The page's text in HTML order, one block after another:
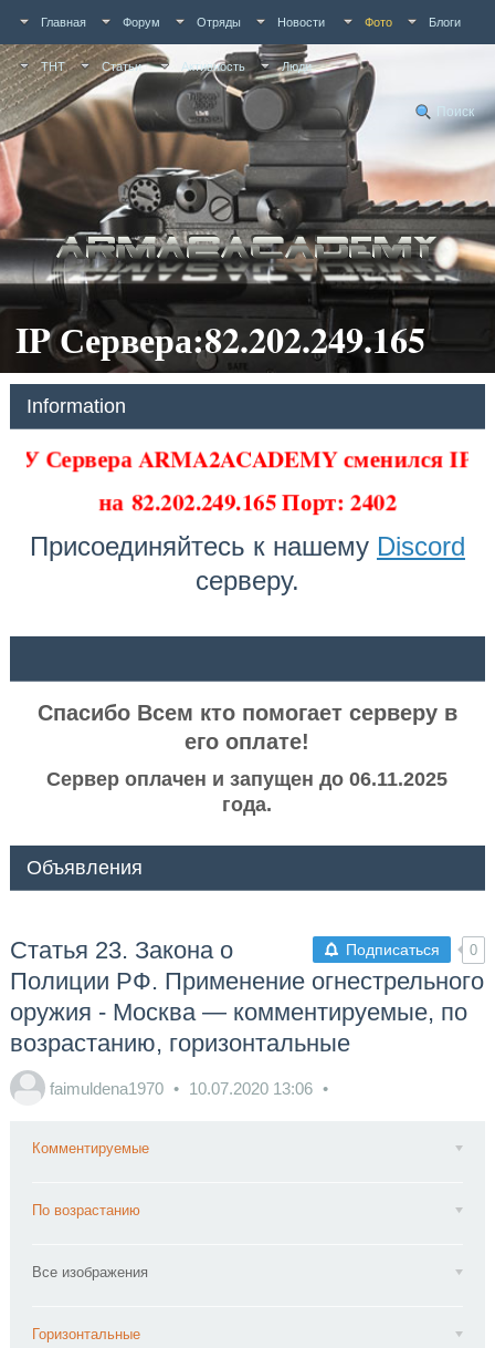
Главная Форум Отряды Новости Фото Блоги
ТНТ Статьи Активность Люди
Поиск
IP Сервера:82.202.249.165
Information
У Сервера ARMA2ACADEMY сменился IP
на82.202.249.165 Порт: 2402
Присоединяйтесь к нашему Discord
серверу.
Спасибо Всем кто помогает серверу в
его оплате!
Сервер оплачен и запущен до 06.11.2025
года.
Объявления
Подписаться 0
Статья 23. Закона о
Полиции РФ. Применение огнестрельного
оружия - Москва — комментируемые, по
возрастанию, горизонтальные
faimuldena1970 10.07.2020 13:06
Комментируемые
По возрастанию
Все изображения
Горизонтальные